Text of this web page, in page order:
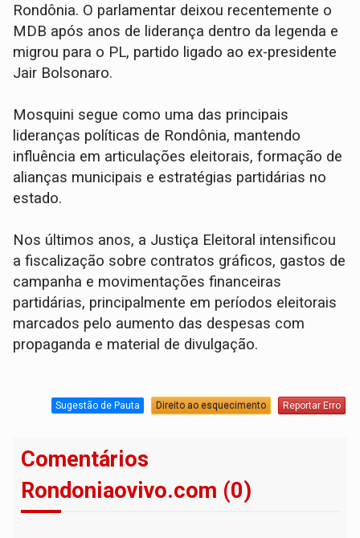
Rondônia. O parlamentar deixou recentemente o
MDB após anos de liderança dentro da legenda e
migrou para o PL, partido ligado ao ex-presidente
Jair Bolsonaro.
Mosquini segue como uma das principais
lideranças políticas de Rondônia, mantendo
influência em articulações eleitorais, formação de
alianças municipais e estratégias partidárias no
estado.
Nos últimos anos, a Justiça Eleitoral intensificou
a fiscalização sobre contratos gráficos, gastos de
campanha e movimentações financeiras
partidárias, principalmente em períodos eleitorais
marcados pelo aumento das despesas com
propaganda e material de divulgação.
Sugestão de Pauta Direito ao esquecimento Reportar Erro
Comentários
Rondoniaovivo.com (0)